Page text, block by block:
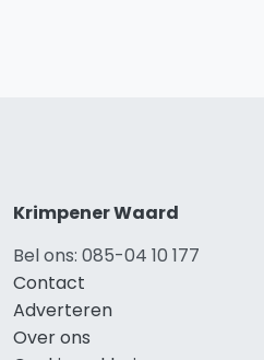
Krimpener Waard
Bel ons: 085-04 10 177
Contact
Adverteren
Over ons